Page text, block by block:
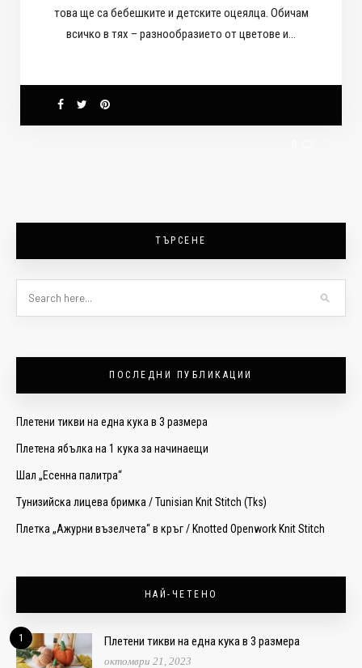
това ще са бебешките и детските оцеялца. Обичам
всичко в тях – разнообразието от цветове и…
ТЪРСЕНЕ
ПОСЛЕДНИ ПУБЛИКАЦИИ
Плетени тикви на една кука в 3 размера
Плетена ябълка на 1 кука за начинаещи
Шал „Есенна палитра“
Тунизийска лицева бримка / Tunisian Knit Stitch (Tks)
Плетка „Ажурни възелчета“ в кръг / Knotted Openwork Knit Stitch
НАЙ-ЧЕТЕНО
1 Плетени тикви на една кука в 3 размера
октомври 21, 2023